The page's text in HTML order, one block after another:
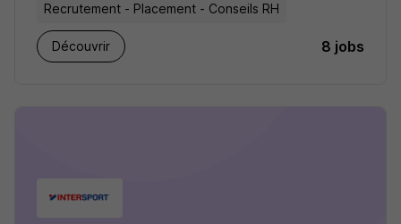
Recrutement - Placement - Conseils RH
Découvrir 8 jobs